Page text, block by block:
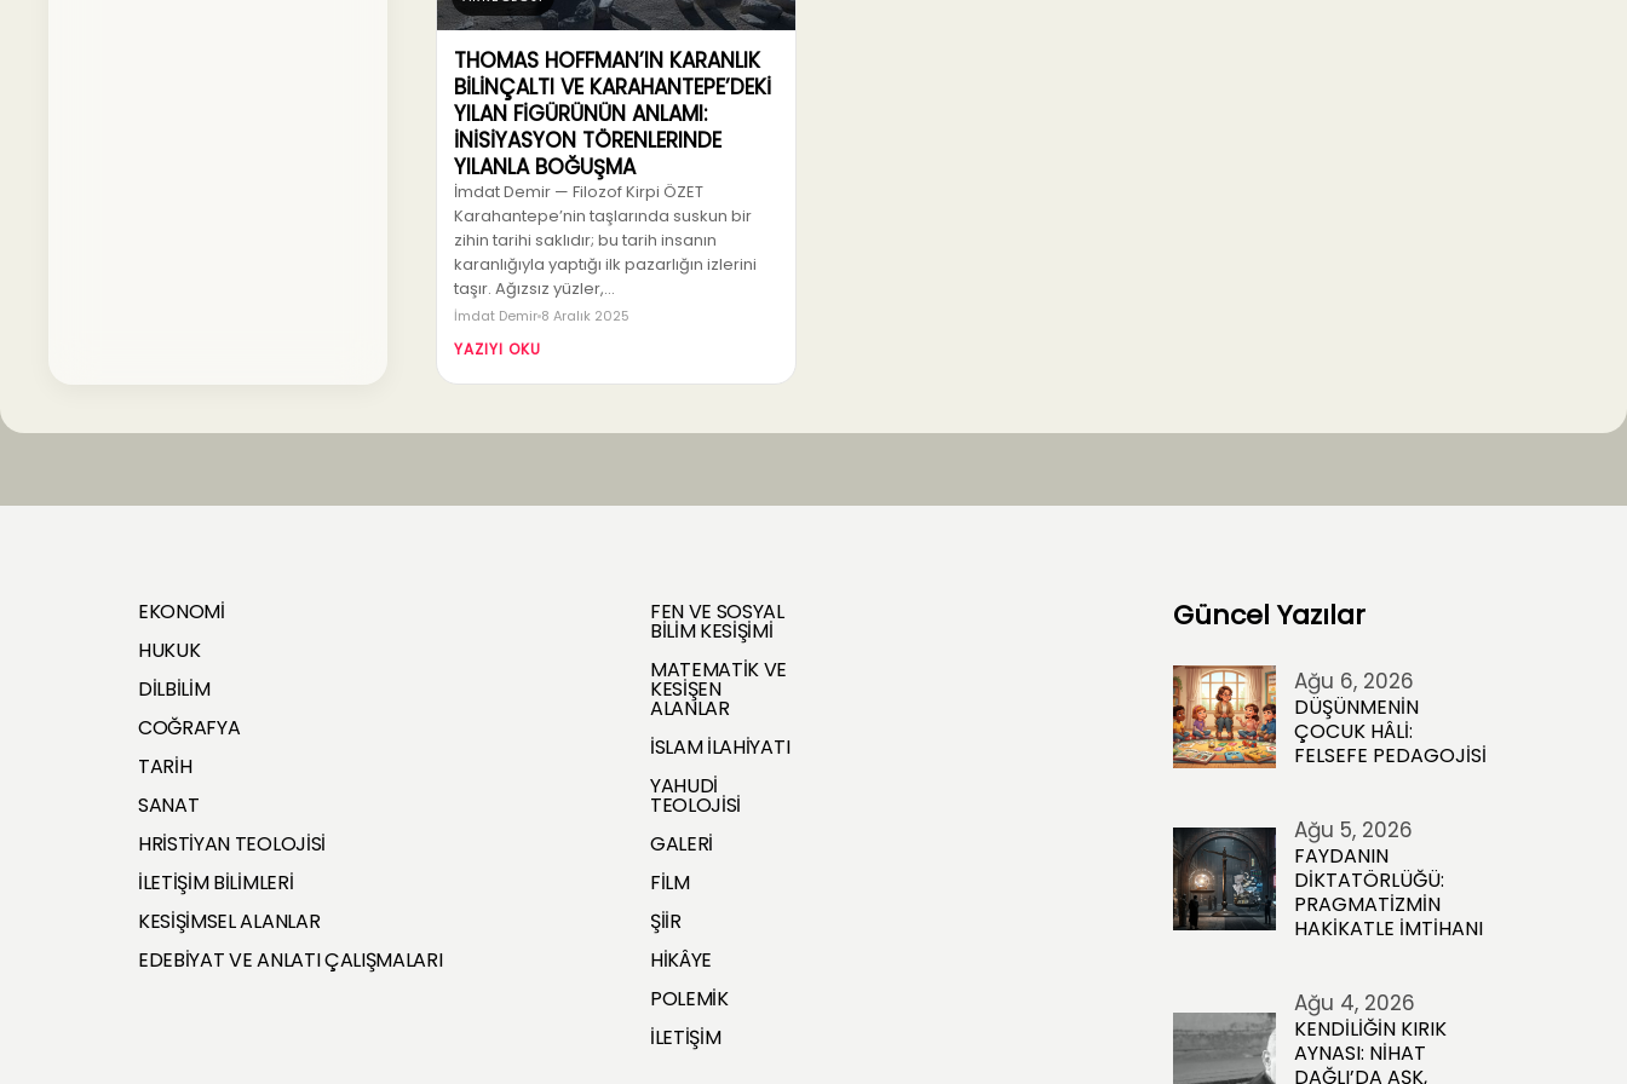
THOMAS HOFFMAN’IN KARANLIK
BİLİNÇALTI VE KARAHANTEPE’DEKİ
YILAN FİGÜRÜNÜN ANLAMI:
İNİSİYASYON TÖRENLERINDE
YILANLA BOĞUŞMA
İmdat Demir — Filozof Kirpi ÖZET
Karahantepe’nin taşlarında suskun bir
zihin tarihi saklıdır; bu tarih insanın
karanlığıyla yaptığı ilk pazarlığın izlerini
taşır. Ağızsız yüzler,…
İmdat Demir 8 Aralık 2025
YAZIYI OKU
EKONOMİ
HUKUK
DİLBİLİM
COĞRAFYA
TARİH
SANAT
HRİSTİYAN TEOLOJİSİ
İLETİŞİM BİLİMLERİ
KESİŞİMSEL ALANLAR
EDEBİYAT VE ANLATI ÇALIŞMALARI
FEN VE SOSYAL
BİLİM KESİŞİMİ
MATEMATİK VE
KESİŞEN
ALANLAR
İSLAM İLAHİYATI
YAHUDİ
TEOLOJİSİ
GALERİ
FİLM
ŞİİR
HİKÂYE
POLEMİK
İLETİŞİM
Güncel Yazılar
Ağu 6, 2026
DÜŞÜNMENİN
ÇOCUK HÂLİ:
FELSEFE PEDAGOJİSİ
Ağu 5, 2026
FAYDANIN
DİKTATÖRLÜĞÜ:
PRAGMATİZMİN
HAKİKATLE İMTİHANI
Ağu 4, 2026
KENDİLİĞİN KIRIK
AYNASI: NİHAT
DAĞLI’DA AŞK,